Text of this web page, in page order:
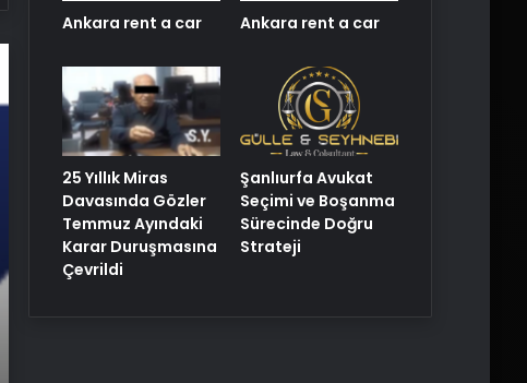
Ankara rent a car Ankara rent a car
25 Yıllık Miras
Davasında Gözler
Temmuz Ayındaki
Karar Duruşmasına
Çevrildi
Şanlıurfa Avukat
Seçimi ve Boşanma
Sürecinde Doğru
Strateji